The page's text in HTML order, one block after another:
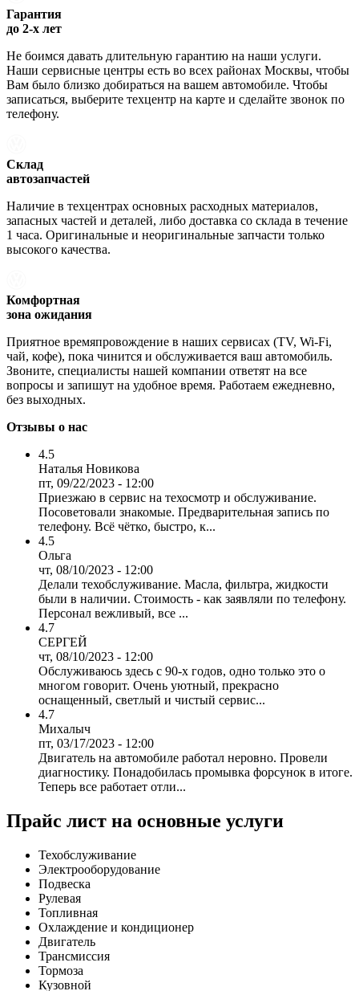
Гарантия
до 2-х лет
Не боимся давать длительную гарантию на наши услуги.
Наши сервисные центры есть во всех районах Москвы, чтобы
Вам было близко добираться на вашем автомобиле. Чтобы
записаться, выберите техцентр на карте и сделайте звонок по
телефону.
Склад
автозапчастей
Наличие в техцентрах основных расходных материалов,
запасных частей и деталей, либо доставка со склада в течение
1 часа. Оригинальные и неоригинальные запчасти только
высокого качества.
Комфортная
зона ожидания
Приятное времяпровождение в наших сервисах (TV, Wi-Fi,
чай, кофе), пока чинится и обслуживается ваш автомобиль.
Звоните, специалисты нашей компании ответят на все
вопросы и запишут на удобное время. Работаем ежедневно,
без выходных.
Отзывы о нас
4.5
Наталья Новикова
пт, 09/22/2023 - 12:00
Приезжаю в сервис на техосмотр и обслуживание.
Посоветовали знакомые. Предварительная запись по
телефону. Всё чётко, быстро, к...
4.5
Ольга
чт, 08/10/2023 - 12:00
Делали техобслуживание. Масла, фильтра, жидкости
были в наличии. Стоимость - как заявляли по телефону.
Персонал вежливый, все ...
4.7
СЕРГЕЙ
чт, 08/10/2023 - 12:00
Обслуживаюсь здесь с 90-х годов, одно только это о
многом говорит. Очень уютный, прекрасно
оснащенный, светлый и чистый сервис...
4.7
Михалыч
пт, 03/17/2023 - 12:00
Двигатель на автомобиле работал неровно. Провели
диагностику. Понадобилась промывка форсунок в итоге.
Теперь все работает отли...
Прайс лист на основные услуги
Техобслуживание
Электрооборудование
Подвеска
Рулевая
Топливная
Охлаждение и кондиционер
Двигатель
Трансмиссия
Тормоза
Кузовной